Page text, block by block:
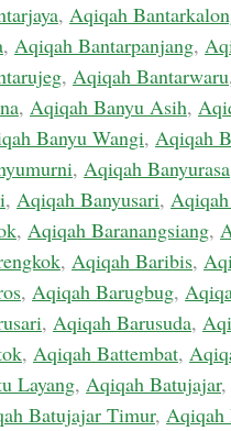
, Aqiqah
, Aqiqah Bantarpanjang,
, Aqiqah Bantarwaru
, Aqiqah Banyu Asih,
Banyu Wangi, Aqiqah
, Aqiqah Banyurasa
, Aqiqah Banyusari,
, Aqiqah Baranangsiang,
, Aqiqah Baribis,
, Aqiqah Barugbug,
, Aqiqah Barusuda,
, Aqiqah Battembat,
Layang, Aqiqah Batujajar,
Batujajar Timur, Aqiqah